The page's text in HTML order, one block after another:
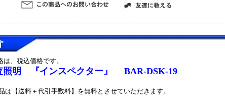
、税込価格です。
照明 『インスペクター』 BAR-DSK-19
料＋代引手数料】を無料とさせていただきます。